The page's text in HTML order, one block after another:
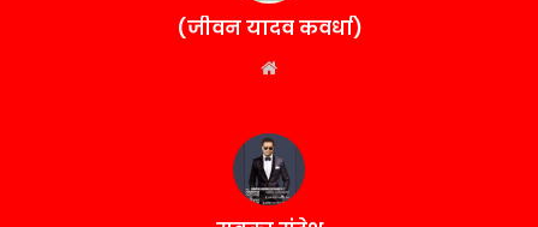
(जीवन यादव कवर्धा)